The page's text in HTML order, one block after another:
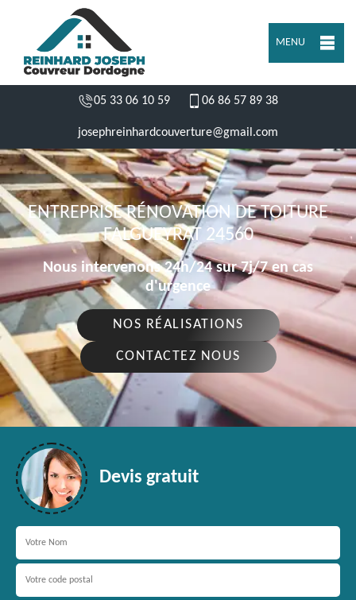
MENU
05 33 06 10 59 06 86 57 89 38
josephreinhardcouverture@gmail.com
ENTREPRISE RÉNOVATION DE TOITURE
FALGUEYRAT 24560
Nous intervenons 24h/24 sur 7j/7 en cas
d'urgence
NOS RÉALISATIONS
CONTACTEZ NOUS
Devis gratuit